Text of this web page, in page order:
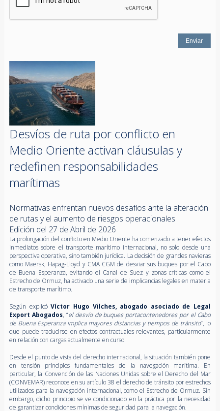
Desvíos de ruta por conflicto en
Medio Oriente activan cláusulas y
redefinen responsabilidades
marítimas
Normativas enfrentan nuevos desafíos ante la alteración
de rutas y el aumento de riesgos operacionales
Edición del 27 de Abril de 2026
La prolongación del conflicto en Medio Oriente ha comenzado a tener efectos
inmediatos sobre el transporte marítimo internacional, no solo desde una
perspectiva operativa, sino también jurídica. La decisión de grandes navieras
como Maersk, Hapag-Lloyd y CMA CGM de desviar sus buques por el Cabo
de Buena Esperanza, evitando el Canal de Suez y zonas críticas como el
Estrecho de Ormuz, ha activado una serie de implicancias legales en materia
de transporte marítimo.
Según explicóVíctor Hugo Vilches, abogado asociado de Legal
Export Abogados, “el desvío de buques portacontenedores por el Cabo
de Buena Esperanza implica mayores distancias y tiempos de tránsito”, lo
que puede traducirse en efectos contractuales relevantes, particularmente
en relación con cargas actualmente en curso.
Desde el punto de vista del derecho internacional, la situación también pone
en tensión principios fundamentales de la navegación marítima. En
particular, la Convención de las Naciones Unidas sobre el Derecho del Mar
(CONVEMAR) reconoce en su artículo 38 el derecho de tránsito por estrechos
utilizados para la navegación internacional, como el Estrecho de Ormuz. Sin
embargo, dicho principio se ve condicionado en la práctica por la necesidad
de garantizar condiciones mínimas de seguridad para la navegación.